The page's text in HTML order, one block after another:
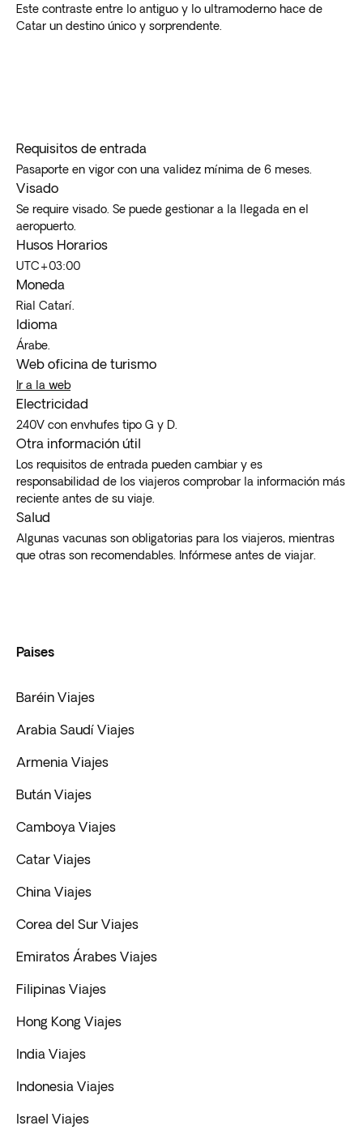
Este contraste entre lo antiguo y lo ultramoderno hace de
Catar un destino único y sorprendente.
Requisitos de entrada
Pasaporte en vigor con una validez mínima de 6 meses.
Visado
Se require visado. Se puede gestionar a la llegada en el
aeropuerto.
Husos Horarios
UTC+03:00
Moneda
Rial Catarí.
Idioma
Árabe.
Web oficina de turismo
Ir a la web
Electricidad
240V con envhufes tipo G y D.
Otra información útil
Los requisitos de entrada pueden cambiar y es
responsabilidad de los viajeros comprobar la información más
reciente antes de su viaje.
Salud
Algunas vacunas son obligatorias para los viajeros, mientras
que otras son recomendables. Infórmese antes de viajar.
Paises
Baréin Viajes
Arabia Saudí Viajes
Armenia Viajes
Bután Viajes
Camboya Viajes
Catar Viajes
China Viajes
Corea del Sur Viajes
Emiratos Árabes Viajes
Filipinas Viajes
Hong Kong Viajes
India Viajes
Indonesia Viajes
Israel Viajes